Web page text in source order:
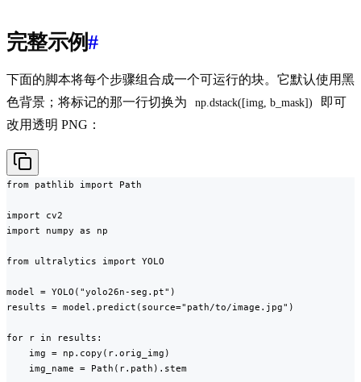
完整示例#
下面的脚本将每个步骤组合成一个可运行的块。它默认使用黑
色背景；将标记的那一行切换为
np.dstack([img, b_mask])
即可
改用透明 PNG：
from pathlib import Path
import cv2
import numpy as np
from ultralytics import YOLO
model = YOLO("yolo26n-seg.pt")
results = model.predict(source="path/to/image.jpg")
for r in results:
    img = np.copy(r.orig_img)
    img_name = Path(r.path).stem